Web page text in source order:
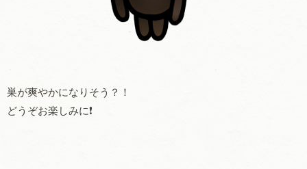
巣が爽やかになりそう？！
どうぞお楽しみに❗️